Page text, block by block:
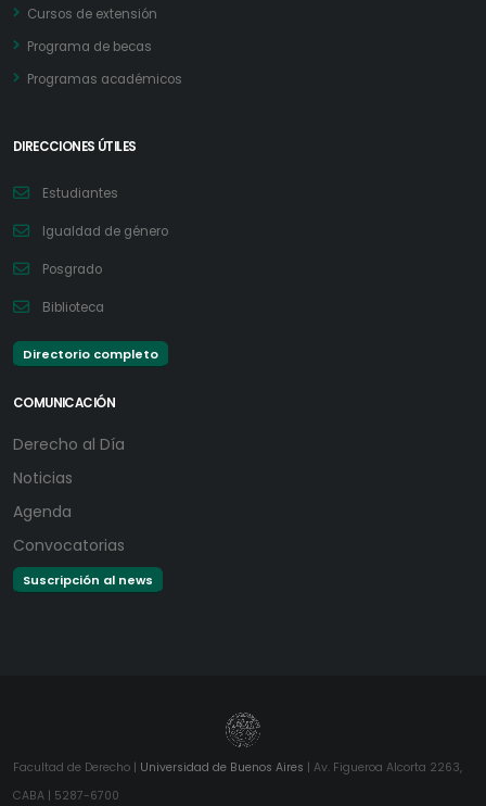
Cursos de extensión
Programa de becas
Programas académicos
DIRECCIONES ÚTILES
Estudiantes
Igualdad de género
Posgrado
Biblioteca
Directorio completo
COMUNICACIÓN
Derecho al Día
Noticias
Agenda
Convocatorias
Suscripción al news
Facultad de Derecho | Universidad de Buenos Aires | Av. Figueroa Alcorta 2263,
CABA | 5287-6700